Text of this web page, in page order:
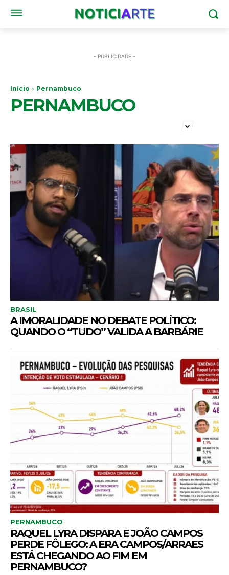
- PUBLICIDADE -
Início Pernambuco
PERNAMBUCO
BRASIL
A IMORALIDADE NO DEBATE POLÍTICO:
QUANDO O “TUDO” VALIDA A BARBÁRIE
PERNAMBUCO
RAQUEL LYRA DISPARA E JOÃO CAMPOS
PERDE FÔLEGO: A ERA CAMPOS/ARRAES
ESTÁ CHEGANDO AO FIM EM
PERNAMBUCO?